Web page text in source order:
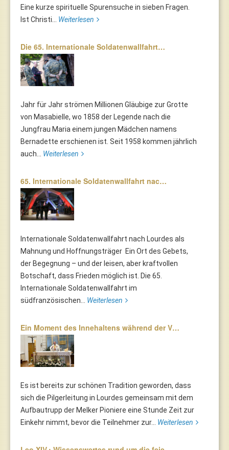
Eine kurze spirituelle Spurensuche in sieben Fragen.
Ist Christi... Weiterlesen
Die 65. Internationale Soldatenwallfahrt…
Jahr für Jahr strömen Millionen Gläubige zur Grotte
von Masabielle, wo 1858 der Legende nach die
Jungfrau Maria einem jungen Mädchen namens
Bernadette erschienen ist. Seit 1958 kommen jährlich
auch... Weiterlesen
65. Internationale Soldatenwallfahrt nac…
Internationale Soldatenwallfahrt nach Lourdes als
Mahnung und Hoffnungsträger Ein Ort des Gebets,
der Begegnung – und der leisen, aber kraftvollen
Botschaft, dass Frieden möglich ist. Die 65.
Internationale Soldatenwallfahrt im
südfranzösischen... Weiterlesen
Ein Moment des Innehaltens während der V…
Es ist bereits zur schönen Tradition geworden, dass
sich die Pilgerleitung in Lourdes gemeinsam mit dem
Aufbautrupp der Melker Pioniere eine Stunde Zeit zur
Einkehr nimmt, bevor die Teilnehmer zur... Weiterlesen